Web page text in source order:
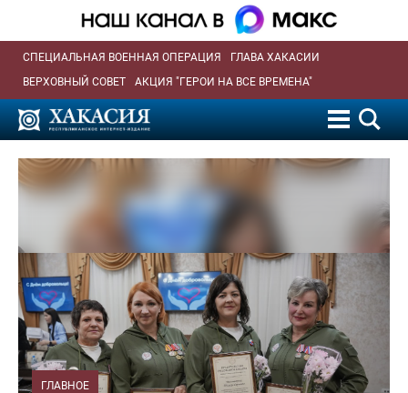
СПЕЦИАЛЬНАЯ ВОЕННАЯ ОПЕРАЦИЯ
ГЛАВА ХАКАСИИ
ВЕРХОВНЫЙ СОВЕТ
АКЦИЯ "ГЕРОИ НА ВСЕ ВРЕМЕНА"
ГЛАВНОЕ